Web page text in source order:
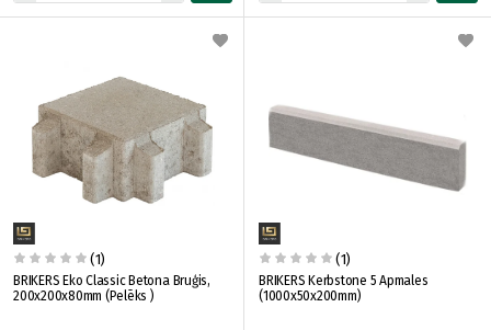
(1)
BRIKERS Eko Classic Betona Bruģis,
200x200x80mm (Pelēks )
(1)
BRIKERS Kerbstone 5 Apmales
(1000x50x200mm)